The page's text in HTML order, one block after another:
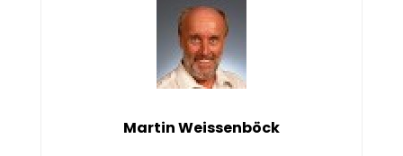
Martin Weissenböck